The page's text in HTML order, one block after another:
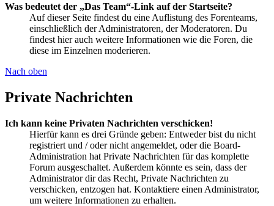
Was bedeutet der „Das Team“-Link auf der Startseite?
Auf dieser Seite findest du eine Auflistung des Forenteams,
einschließlich der Administratoren, der Moderatoren. Du
findest hier auch weitere Informationen wie die Foren, die
diese im Einzelnen moderieren.
Nach oben
Private Nachrichten
Ich kann keine Privaten Nachrichten verschicken!
Hierfür kann es drei Gründe geben: Entweder bist du nicht
registriert und / oder nicht angemeldet, oder die Board-
Administration hat Private Nachrichten für das komplette
Forum ausgeschaltet. Außerdem könnte es sein, dass der
Administrator dir das Recht, Private Nachrichten zu
verschicken, entzogen hat. Kontaktiere einen Administrator,
um weitere Informationen zu erhalten.